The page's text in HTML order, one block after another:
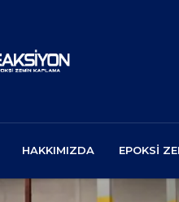
HAKKIMIZDA EPOKSI